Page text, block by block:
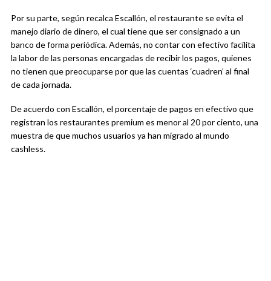
Por su parte, según recalca Escallón, el restaurante se evita el
manejo diario de dinero, el cual tiene que ser consignado a un
banco de forma periódica. Además, no contar con efectivo facilita
la labor de las personas encargadas de recibir los pagos, quienes
no tienen que preocuparse por que las cuentas ‘cuadren’ al final
de cada jornada.
De acuerdo con Escallón, el porcentaje de pagos en efectivo que
registran los restaurantes premium es menor al 20 por ciento, una
muestra de que muchos usuarios ya han migrado al mundo
cashless.